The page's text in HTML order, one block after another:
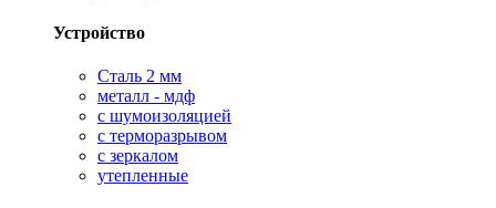
Устройство
Сталь 2 мм
металл - мдф
с шумоизоляцией
с терморазрывом
с зеркалом
утепленные